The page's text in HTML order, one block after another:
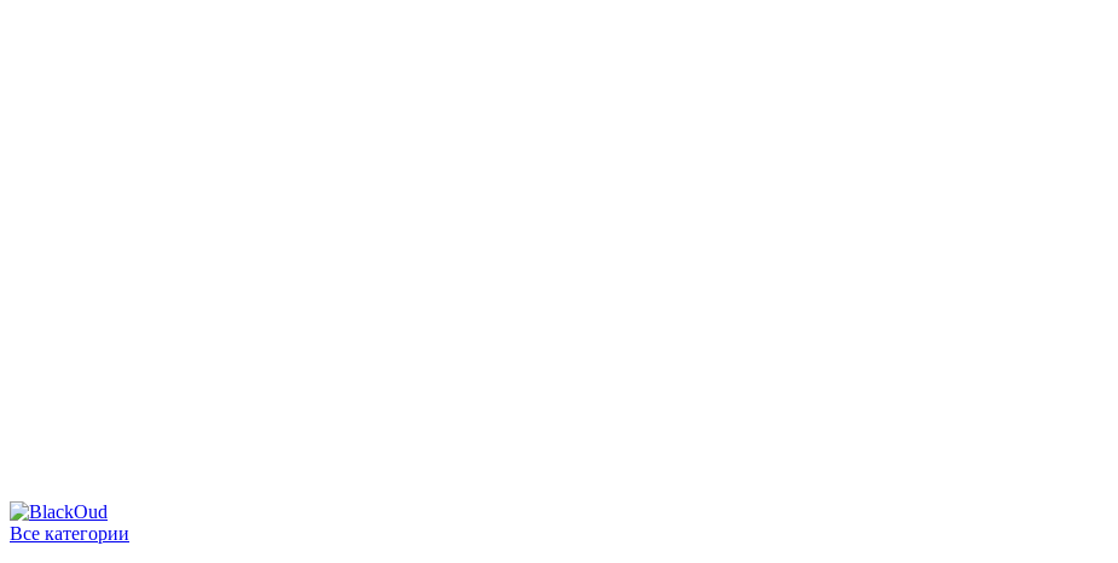
Все категории